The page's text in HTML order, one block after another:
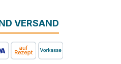
VERSAND